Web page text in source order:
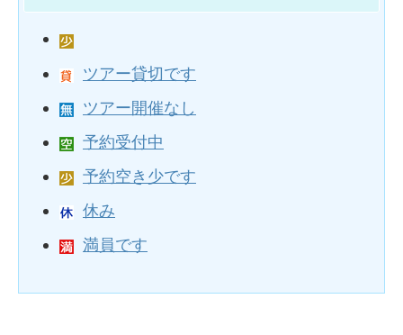
ツアー貸切です
ツアー開催なし
予約受付中
予約空き少です
休み
満員です